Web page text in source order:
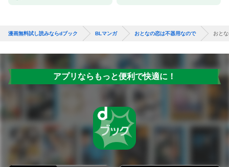
漫画無料試し読みならdブック BLマンガ おとなの恋は不器用なので おと
アプリならもっと便利で快適に！